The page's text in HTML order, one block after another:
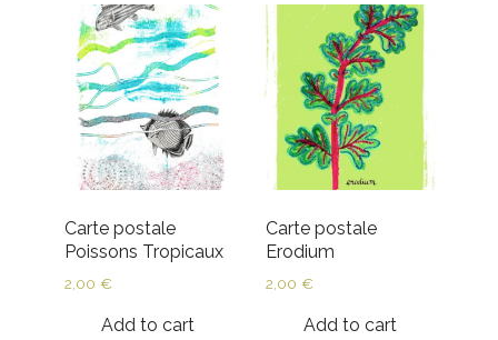
Carte postale
Poissons Tropicaux
2,00 €
Add to cart
Carte postale
Erodium
2,00 €
Add to cart